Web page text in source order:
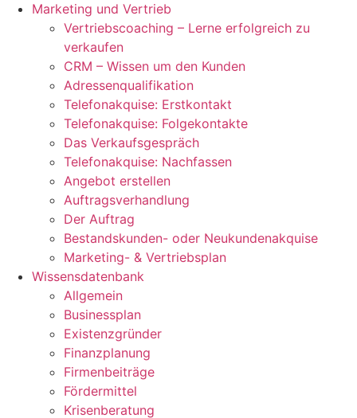
Marketing und Vertrieb
Vertriebscoaching – Lerne erfolgreich zu
verkaufen
CRM – Wissen um den Kunden
Adressenqualifikation
Telefonakquise: Erstkontakt
Telefonakquise: Folgekontakte
Das Verkaufsgespräch
Telefonakquise: Nachfassen
Angebot erstellen
Auftragsverhandlung
Der Auftrag
Bestandskunden- oder Neukundenakquise
Marketing- & Vertriebsplan
Wissensdatenbank
Allgemein
Businessplan
Existenzgründer
Finanzplanung
Firmenbeiträge
Fördermittel
Krisenberatung